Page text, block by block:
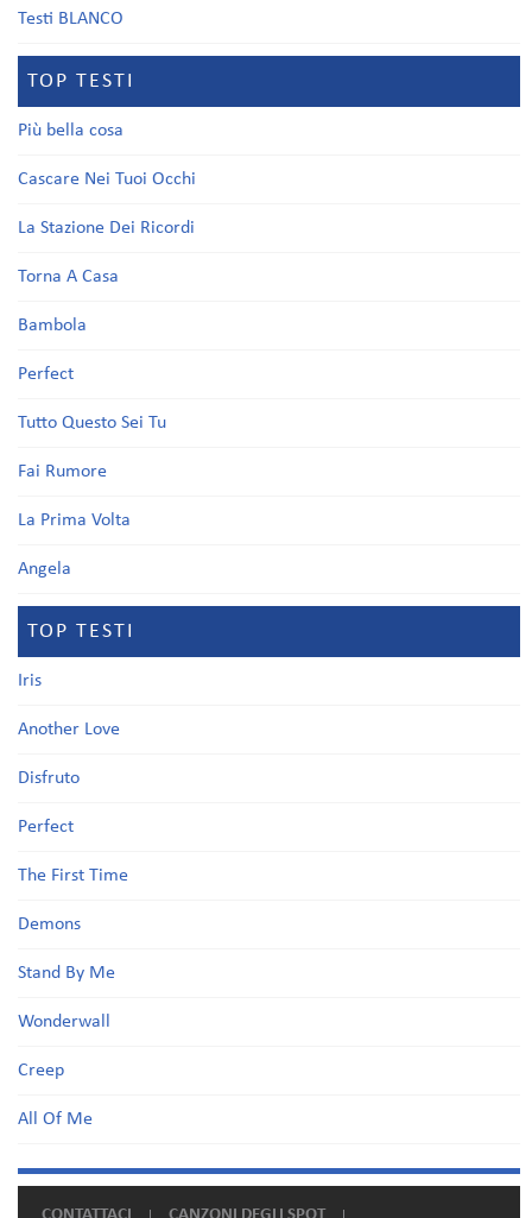
Testi BLANCO
TOP TESTI
Più bella cosa
Cascare Nei Tuoi Occhi
La Stazione Dei Ricordi
Torna A Casa
Bambola
Perfect
Tutto Questo Sei Tu
Fai Rumore
La Prima Volta
Angela
TOP TESTI
Iris
Another Love
Disfruto
Perfect
The First Time
Demons
Stand By Me
Wonderwall
Creep
All Of Me